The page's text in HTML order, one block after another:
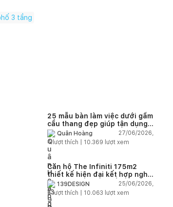
3 tầng
25 mẫu bàn làm việc dưới gầm
cầu thang đẹp giúp tận dụng
diện tích tưởng chừng bị bỏ
quên
Quân Hoàng
27/06/2026,
4lượt thích | 10.369 lượt xem
Căn hộ The Infiniti 175m2
thiết kế hiện đại kết hợp nghệ
thuật Modern Art đầy cảm xúc
139DESIGN
25/06/2026,
6lượt thích | 10.063 lượt xem